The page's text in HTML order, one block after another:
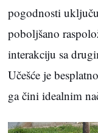
pogodnosti
poboljšano
interakciju sa
Učešće je
ga čini idealnim